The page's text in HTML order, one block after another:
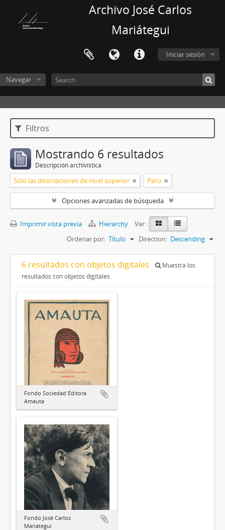
Archivo José Carlos
Mariátegui
Iniciar sesión
Navegar
Filtros
Mostrando 6 resultados
Descripción archivística
Sólo las descripciones de nivel superior Perú
Opciones avanzadas de búsqueda
Imprimir vista previa Hierarchy
Ver :
Ordenar por: Título Direction: Descending
6 resultados con objetos digitales
Muestra los
resultados con objetos digitales
Fondo Sociedad Editora
Amauta
Fondo José Carlos
Mariátegui